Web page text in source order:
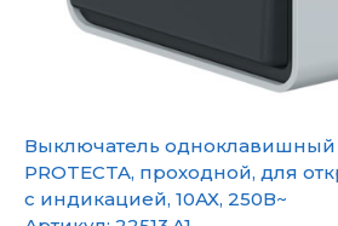
Выключатель одноклавишный
PROTECTA, проходной, для
с индикацией, 10АХ, 250В~